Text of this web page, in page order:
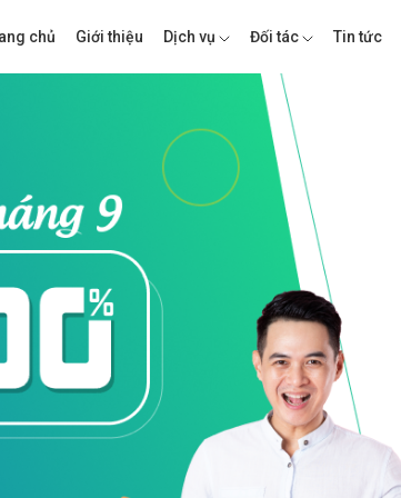
chủ Giới thiệu Dịch vụ Đối tác Tin tức